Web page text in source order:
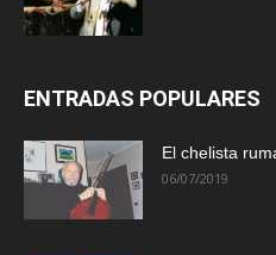
ENTRADAS POPULARES
El chelista
06/07/2019